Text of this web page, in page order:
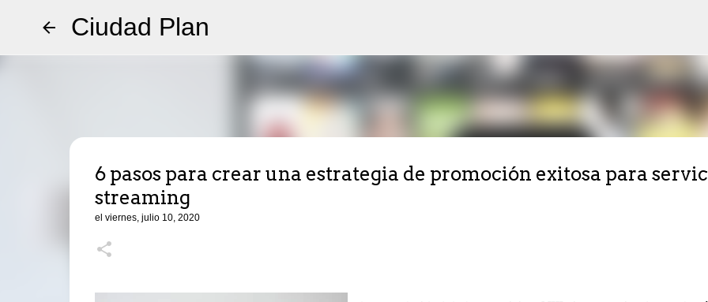
Ciudad Plan
6 pasos para crear una estrategia de promoción exitosa para
streaming
el viernes, julio 10, 2020